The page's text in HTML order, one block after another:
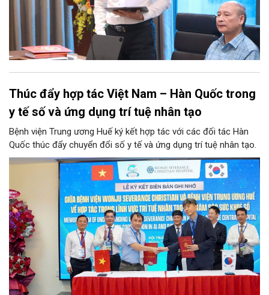
Thúc đẩy hợp tác Việt Nam – Hàn Quốc trong
y tế số và ứng dụng trí tuệ nhân tạo
Bệnh viện Trung ương Huế ký kết hợp tác với các đối tác Hàn
Quốc thúc đẩy chuyển đổi số y tế và ứng dụng trí tuệ nhân tạo.